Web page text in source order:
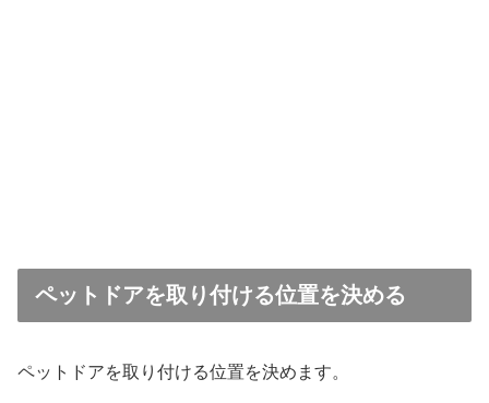
ペットドアを取り付ける位置を決める
ペットドアを取り付ける位置を決めます。